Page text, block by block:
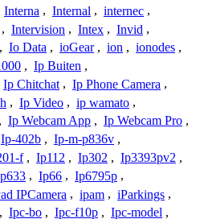
Interna , Internal , internec ,
, Intervision , Intex , Invid ,
, Io Data , ioGear , ion , ionodes ,
, Ip Buiten ,
Ip Chitchat , Ip Phone Camera ,
, Ip Video , ip wamato ,
, Ip Webcam App , Ip Webcam Pro ,
Ip-402b , Ip-m-p836v ,
f , Ip112 , Ip302 , Ip3393pv2 ,
, Ip66 , Ip6795p ,
IPCamera , ipam , iParkings ,
, Ipc-bo , Ipc-f10p , Ipc-model ,